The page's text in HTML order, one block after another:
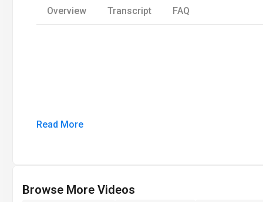
Overview Transcript FAQ
Read More
Browse More Videos